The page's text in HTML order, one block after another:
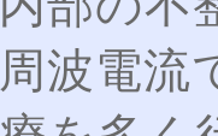
波電流